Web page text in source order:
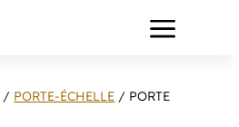
a
/ PORTE-ÉCHELLE / PORTE